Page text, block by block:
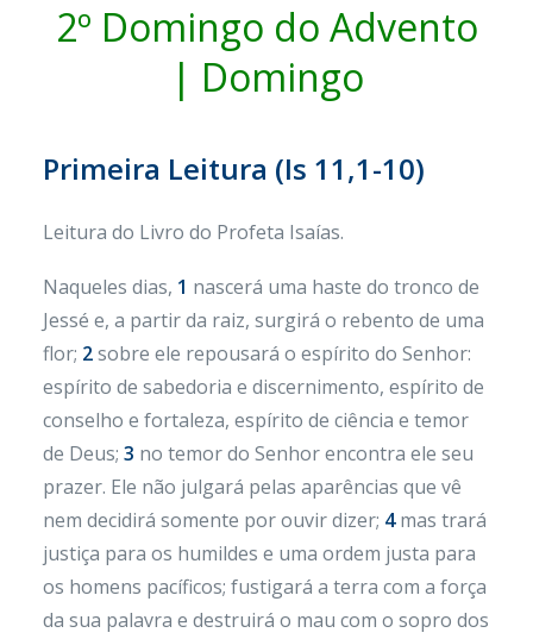
2º Domingo do Advento
| Domingo
Primeira Leitura (Is 11,1-10)
Leitura do Livro do Profeta Isaías.
Naqueles dias, 1 nascerá uma haste do tronco de
Jessé e, a partir da raiz, surgirá o rebento de uma
flor; 2sobre ele repousará o espírito do Senhor:
espírito de sabedoria e discernimento, espírito de
conselho e fortaleza, espírito de ciência e temor
de Deus; 3 no temor do Senhor encontra ele seu
prazer. Ele não julgará pelas aparências que vê
nem decidirá somente por ouvir dizer; 4mas trará
justiça para os humildes e uma ordem justa para
os homens pacíficos; fustigará a terra com a força
da sua palavra e destruirá o mau com o sopro dos